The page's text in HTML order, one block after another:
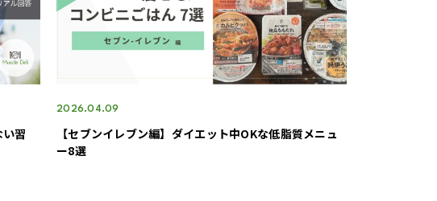
習
2026.04.09
【セブンイレブン編】ダイエット中OKな低脂質メニュ
ー8選